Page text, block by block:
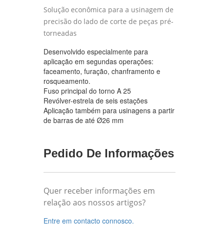
Solução econômica para a usinagem de
precisão do lado de corte de peças pré-
torneadas
Desenvolvido especialmente para
aplicação em segundas operações:
faceamento, furação, chanframento e
rosqueamento.
Fuso principal do torno A 25
Revólver-estrela de seis estações
Aplicação também para usinagens a partir
de barras de até Ø26 mm
Pedido De Informações
Quer receber informações em
relação aos nossos artigos?
Entre em contacto connosco.